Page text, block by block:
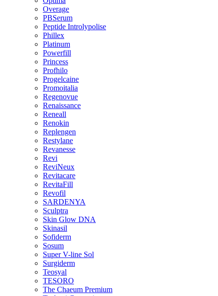
Overage
PBSerum
Peptide Introlypolise
Phillex
Platinum
Powerfill
Princess
Profhilo
Progelcaine
Promoitalia
Regenovue
Renaissance
Reneall
Renokin
Replengen
Restylane
Revanesse
Revi
ReviNeux
Revitacare
RevitaFill
Revofil
SARDENYA
Sculptra
Skin Glow DNA
Skinasil
Sofiderm
Sosum
Super V-line Sol
Surgiderm
Teosyal
TESORO
The Chaeum Premium